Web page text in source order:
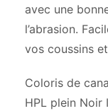
avec une
l’abrasion.
vos coussins
Coloris de
HPL plein Noir